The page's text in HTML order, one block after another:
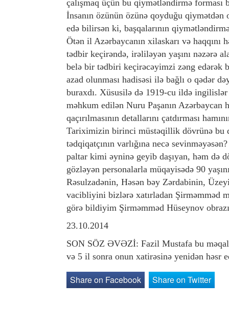
çalışmaq üçün bu qiymətləndirmə forması
İnsanın özünün özünə qoyduğu
edə bilirsən ki, başqalarının
Ötən il Azərbaycanın xilaskarı və
tədbir keçirəndə, irəliləyən yaşını nəzərə
belə bir tədbiri keçirəcəyimzi zəng edərək
azad olunması hadisəsi ilə bağlı o qədər
buraxdı. Xüsusilə də 1919-cu ildə ingilislər
məhkum edilən Nuru Paşanın
qaçırılmasının detallarını çatdırması
Tariximizin birinci müstəqillik dövrünə bu
tədqiqatçının varlığına necə
paltar kimi əyninə geyib daşıyan, həm də
gözləyən personalarla müqayisədə 90
Rəsulzadənin, Həsən bəy Zərdabinin,
vacibliyini bizlərə xatırladan Şirməmməd
görə bildiyim Şirməmməd Hüseynov
23.10.2014
SON SÖZ ƏVƏZİ: Fazil Mustafa bu
və 5 il sonra onun xatirəsinə yenidən həsr
Share on Facebook Share on Twitter